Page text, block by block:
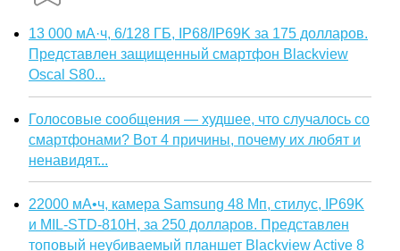
13 000 мА·ч, 6/128 ГБ, IP68/IP69K за 175 долларов.
Представлен защищенный смартфон Blackview
Oscal S80...
Голосовые сообщения — худшее, что случалось со
смартфонами? Вот 4 причины, почему их любят и
ненавидят...
22000 мА•ч, камера Samsung 48 Мп, стилус, IP69K
и MIL-STD-810H, за 250 долларов. Представлен
топовый неубиваемый планшет Blackview Active 8